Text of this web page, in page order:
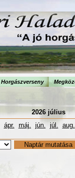
Horgászverseny
2026 július
ápr. máj. jún. júl. aug.